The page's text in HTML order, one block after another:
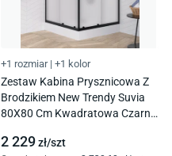
+1 rozmiar | +1 kolor
Zestaw Kabina Prysznicowa Z
Brodzikiem New Trendy Suvia
80X80 Cm Kwadratowa Czarny
2 229zł/szt